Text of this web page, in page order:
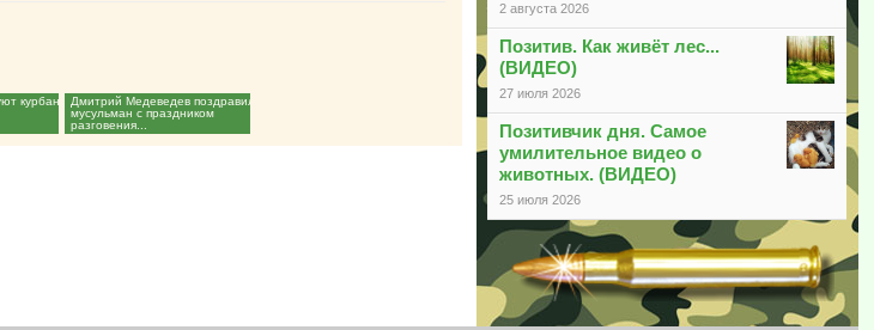
2 августа 2026
Позитив. Как живёт лес...
(ВИДЕО)
27 июля 2026
Позитивчик дня. Самое
умилительное видео о
животных. (ВИДЕО)
25 июля 2026
курбан-
Дмитрий Медеведев поздравил
мусульман с праздником
разговения...